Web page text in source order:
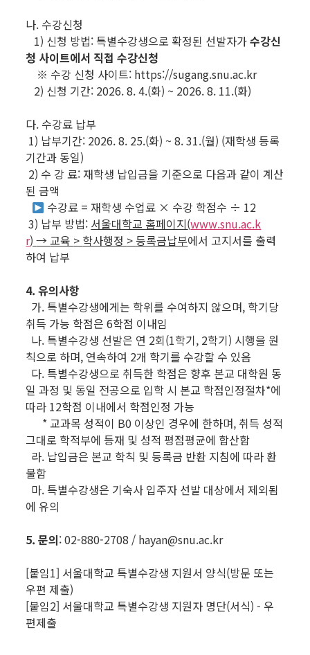
나. 수강신청
1) 신청 방법: 특별수강생으로 확정된 선발자가수강신
청 사이트에서 직접 수강신청
※ 수강 신청 사이트: https://sugang.snu.ac.kr
2) 신청 기간: 2026. 8. 4.(화) ~ 2026. 8. 11.(화)
다. 수강료 납부
1) 납부기간: 2026. 8. 25.(화) ~ 8. 31.(월) (재학생 등록
기간과 동일)
2) 수 강 료: 재학생 납입금을 기준으로 다음과 같이 계산
된 금액
수강료 = 재학생 수업료 × 수강 학점수 ÷ 12
3) 납부 방법: 서울대학교 홈페이지(www.snu.ac.k
r)→교육 > 학사행정 > 등록금납부에서 고지서를 출력
하여 납부
4. 유의사항
가. 특별수강생에게는 학위를 수여하지 않으며, 학기당
취득 가능 학점은 6학점 이내임
나. 특별수강생 선발은 연 2회(1학기, 2학기) 시행을 원
칙으로 하며, 연속하여 2개 학기를 수강할 수 있음
다. 특별수강생으로 취득한 학점은 향후 본교 대학원 동
일 과정 및 동일 전공으로 입학 시 본교 학점인정절차*에
따라 12학점 이내에서 학점인정 가능
* 교과목 성적이 B0 이상인 경우에 한하며, 취득 성적
그대로 학적부에 등재 및 성적 평점평균에 합산함
라. 납입금은 본교 학칙 및 등록금 반환 지침에 따라 환
불함
마. 특별수강생은 기숙사 입주자 선발 대상에서 제외됨
에 유의
5. 문의: 02-880-2708 / hayan@snu.ac.kr
[붙임1] 서울대학교 특별수강생 지원서 양식(방문 또는
우편 제출)
[붙임2] 서울대학교 특별수강생 지원자 명단(서식) - 우
편제출